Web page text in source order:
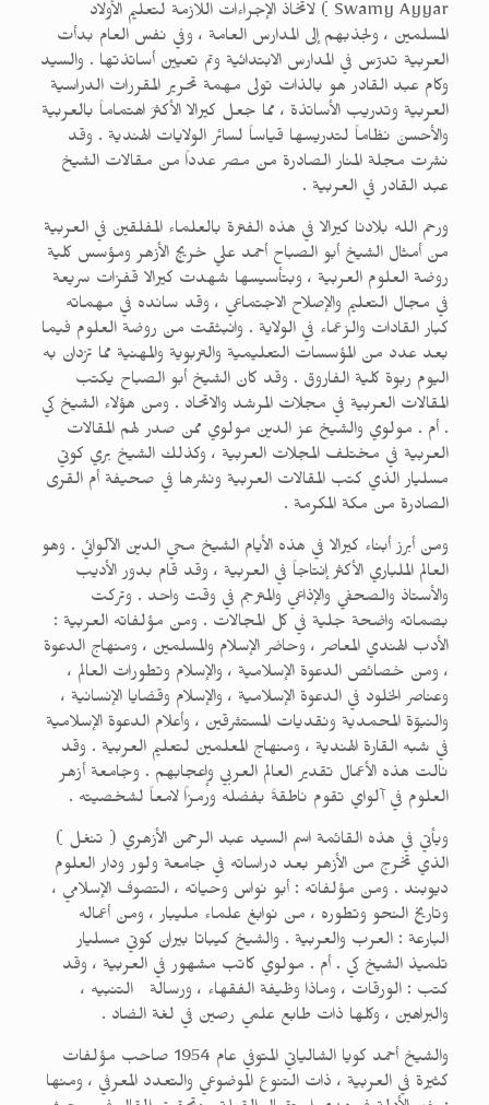
Swamy Ayyar ) لاتخاذ الإجراءات اللازمة لتعليم الأولاد
المسلمين ، ولجذبهم إلى المدارس العامة ، وفي نفس العام بدأت
العربية تدرّس في المدارس الابتدائية وتم تعيين أساتذتها . والسيد
وكام عبد القادر هو بالذات تولى مهمة تحرير المقررات الدراسية
العربية وتدريب الأساتذة ، مما جعل كيرالا الأكثرَ اهتماماً بالعربية
والأحسنَ نظاماً لتدريسها قياساً لسائر الولايات الهندية . وقد
نشرت مجلة المنار الصادرة من مصر عدداً من مقالات الشيخ
عبد القادر في العربية .
ورحم الله بلادنا كيرالا في هذه الفترة بالعلماء المفلقين في العربية
من أمثال الشيخ أبو الصباح أحمد علي خريج الأزهر ومؤسس كلية
روضة العلوم العربية ، وبتأسيسها شهدت كيرالا قفزات سريعة
في مجال التعليم والإصلاح الاجتماعي ، وقد سانده في مهماته
كبار القادات والزعماء في الولاية . وانبثقت من روضة العلوم فيما
بعد عدد من المؤسسات التعليمية والتربوية والمهنية مما تزدان به
اليوم ربوة كلية الفاروق . وقد كان الشيخ أبو الصباح يكتب
المقالات العربية في مجلات المرشد والاتحاد . ومن هؤلاء الشيخ كي
. أم . مولوي والشيخ عز الدين مولوي ممن صدر لهم المقالات
العربية في مختلف المجلات العربية ، وكذلك الشيخ بري كوتي
مسليار الذي كتب المقالات العربية ونشرها في صحيفة أم القرى
الصادرة من مكة المكرمة .
ومن أبرز أبناء كيرالا في هذه الأيام الشيخ محي الدين الآلوائي . وهو
العالم الملباري الأكثر إنتاجاً في العربية ، وقد قام بدور الأديب
والأستاذ والصحفي والإذاعي والمترجم في وقت واحد . وتركت
بصماته واضحة جلية في كل المجالات . ومن مؤلفاته العربية :
الأدب الهندي المعاصر ، وحاضر الإسلام والمسلمين ، ومنهاج الدعوة
، ومن خصائص الدعوة الإسلامية ، والإسلام وتطورات العالم ،
وعناصر الخلود في الدعوة الإسلامية ، والإسلام وقضايا الإنسانية ،
والنبوّة المحمدية ونقديات المستشرقين ، وأعلام الدعوة الإسلامية
في شبه القارة الهندية ، ومنهاج المعلمين لتعليم العربية . وقد
نالت هذه الأعمال تقدير العالم العربي وإعجابهم . وجامعة أزهر
العلوم في آلواي تقوم ناطقةً بفضله ورمزاً لامعاً لشخصيته .
ويأتي في هذه القائمة اسم السيد عبد الرحمن الأزهري ( تنغل )
الذي تخرج من الأزهر بعد دراساته في جامعة ولور ودار العلوم
ديوبند . ومن مؤلفاته : أبو نواس وحياته ، التصوف الإسلامي ،
وتاريخ النحو وتطوره ، من نوابغ علماء مليبار ، ومن أعماله
البارعة : العرب والعربية . والشيخ كيباتا بيران كوتي مسليار
تلميذ الشيخ كي . أم . مولوي كاتب مشهور في العربية ، وقد
كتب : الورقات ، وماذا وظيفة الفقهاء ، ورسالة التنبيه ،
والبراهين ، وكلها ذات طابع علمي رصين في لغة الضاد .
والشيخ أحمد كويا الشالياتي المتوفي عام 1954 صاحب مؤلفات
كثيرة في العربية ، ذات التنوع الموضوعي والتعدد المعرفي ، ومنها